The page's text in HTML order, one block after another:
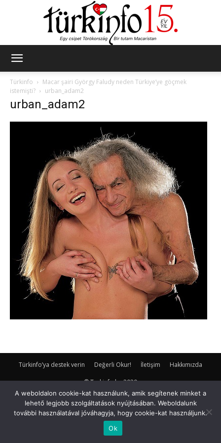
Türkinfo
Macar şairi György Faludy neden Türkiye’ye göçmek
istemişti?
urban_adam2
urban_adam2
Türkinfo’ya destek verin Değerli Okur! İletişim Hakkımızda
© Turkinfo.hu 2020
A weboldalon cookie-kat használunk, amik segítenek minket a
lehető legjobb szolgáltatások nyújtásában. Weboldalunk
további használatával jóváhagyja, hogy cookie-kat használjunk.
Ok